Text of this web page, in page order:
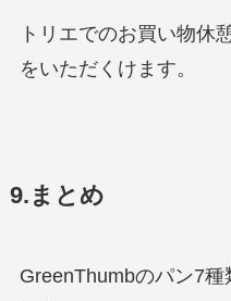
トリエでのお買い物休
をいただくけます。
9.まとめ
GreenThumbのパン7